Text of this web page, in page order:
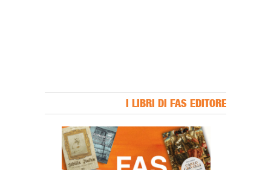
I LIBRI DI FAS EDITORE